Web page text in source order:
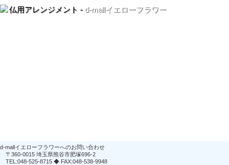
仏用アレンジメント - d-mallイエローフラワー
d-mallイエローフラワーへのお問い合わせ
〒360-0015 埼玉県熊谷市肥塚696-2
TEL:048-525-8715 ◆ FAX:048-538-9948